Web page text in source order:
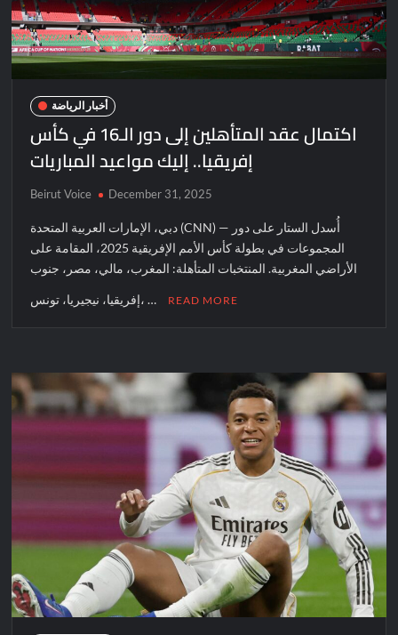
أخبار الرياضة
اكتمال عقد المتأهلين إلى دور الـ16 في كأس
إفريقيا.. إليك مواعيد المباريات
Beirut Voice December 31, 2025
دبي، الإمارات العربية المتحدة (CNN) — أُسدل الستار على دور
المجموعات في بطولة كأس الأمم الإفريقية 2025، المقامة على
الأراضي المغربية. المنتخبات المتأهلة: المغرب، مالي، مصر، جنوب
إفريقيا، نيجيريا، تونس، … READ MORE